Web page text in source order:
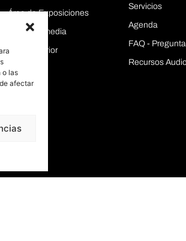
o las
afectar
Área de Exposiciones
Sala Intermedia
Sala Superior
Servicios
Agenda
FAQ -
Recursos